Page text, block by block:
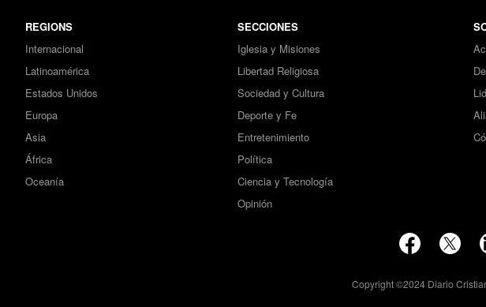
REGIONS
Internacional
Latinoamérica
Estados Unidos
Europa
Asia
África
Oceanía
SECCIONES
Iglesia y Misiones
Libertad Religiosa
Sociedad y Cultura
Deporte y Fe
Entretenimiento
Política
Ciencia y Tecnología
Opinión
Copyright ©2024 Diario